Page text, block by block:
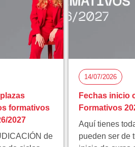
formativos
2027
de
14/07/2026
Fechas inicio
Formativos
Aquí tienes
pueden ser de